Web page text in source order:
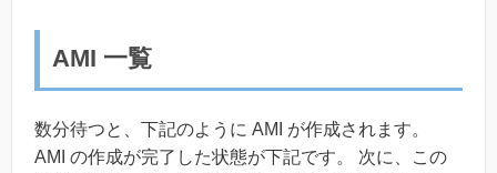
AMI 一覧
数分待つと、下記のように AMI が作成されます。
AMI の作成が完了した状態が下記です。 次に、この